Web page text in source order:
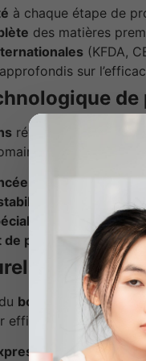
à chaque étape de
des matières
(KFDA,
approfondis sur
de
révolutionnent
des
de la toxine
selon les
de produits hybrides
et
botox privilégie la
efficacement les
faciales